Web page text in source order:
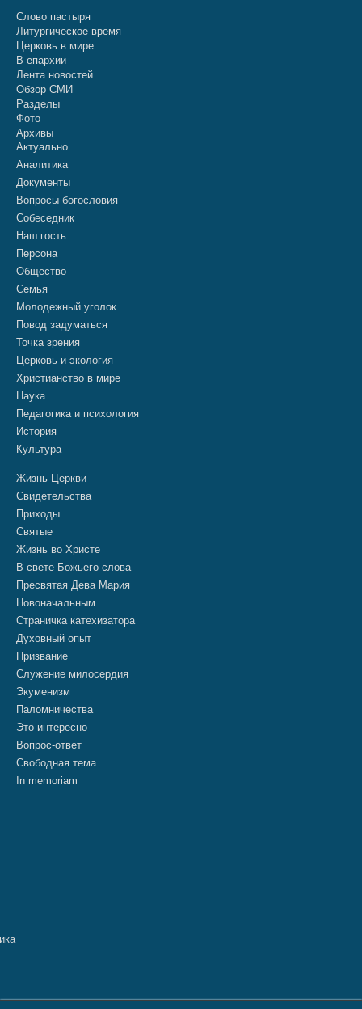
Слово пастыря
Литургическое время
Церковь в мире
В епархии
Лента новостей
Обзор СМИ
Разделы
Фото
Архивы
Актуально
Аналитика
Документы
Вопросы богословия
Собеседник
Наш гость
Персона
Общество
Семья
Молодежный уголок
Повод задуматься
Точка зрения
Церковь и экология
Христианство в мире
Наука
Педагогика и психология
История
Культура
Жизнь Церкви
Свидетельства
Приходы
Святые
Жизнь во Христе
В свете Божьего слова
Пресвятая Дева Мария
Новоначальным
Страничка катехизатора
Духовный опыт
Призвание
Служение милосердия
Экуменизм
Паломничества
Это интересно
Вопрос-ответ
Свободная тема
In memoriam